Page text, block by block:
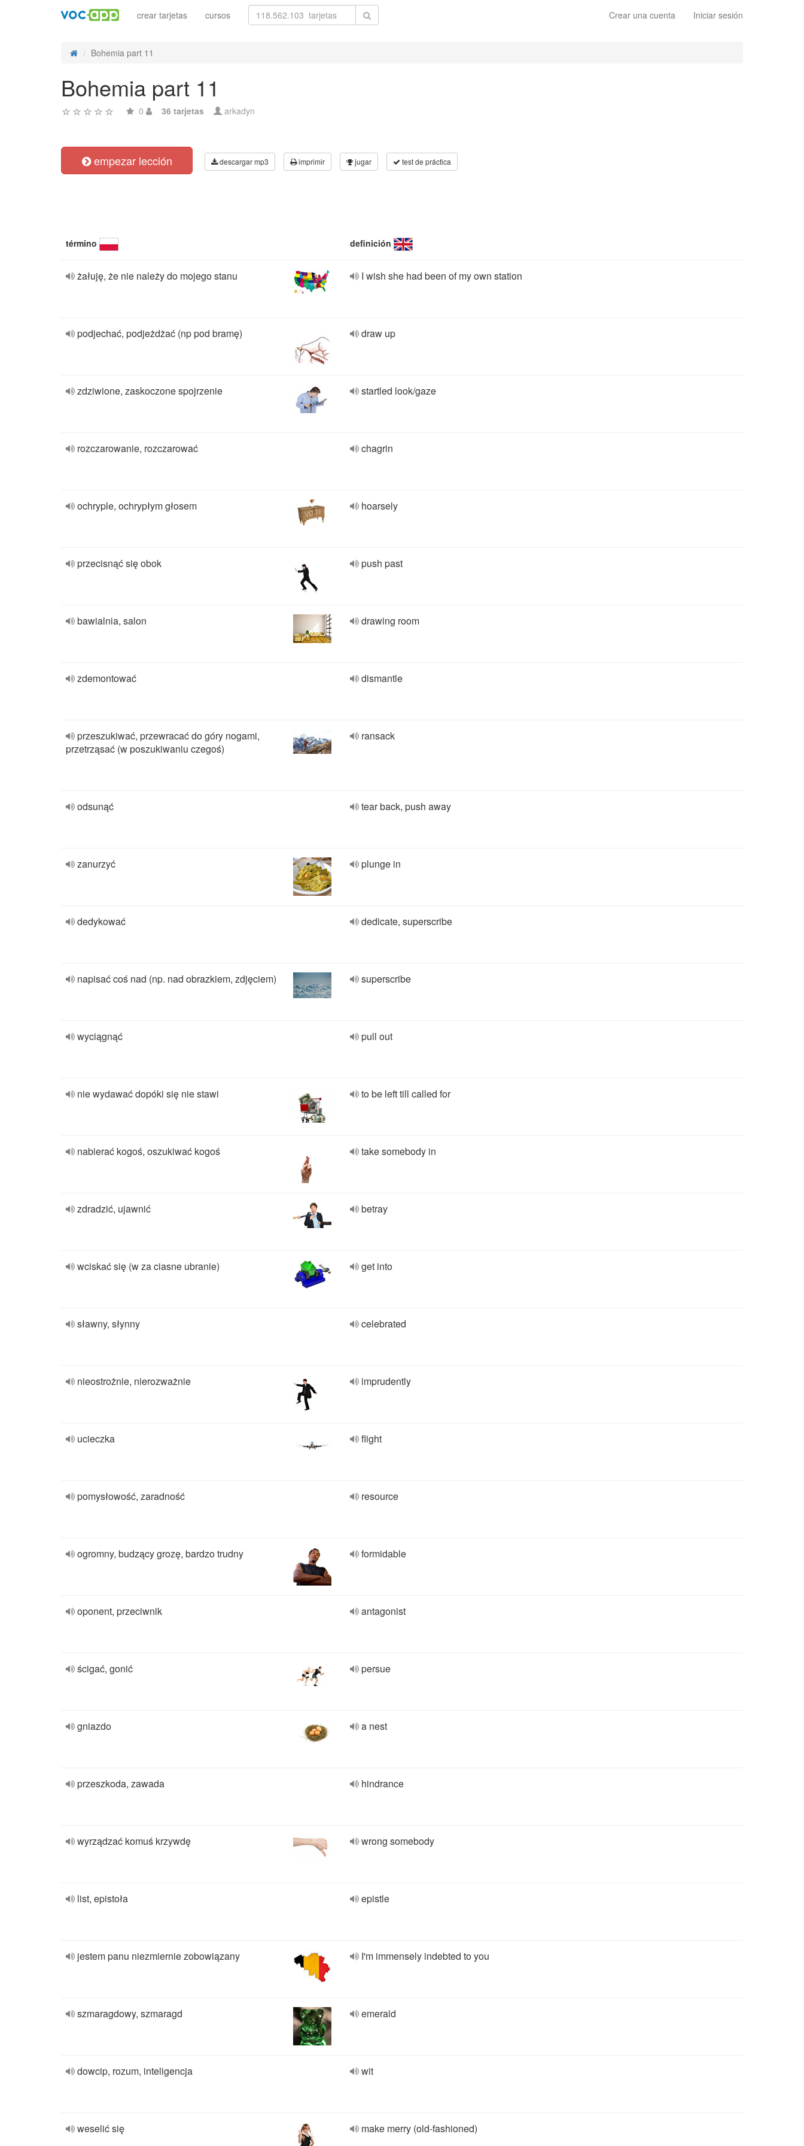
Crear una cuenta Iniciar sesión
crear tarjetas cursos
Bohemia part 11
Bohemia part 11
0 36 tarjetas arkadyn
empezar lección descargar mp3 imprimir jugar test de práctica
término definición
żałuję, że nie należy do mojego stanu I wish she had been of my own station
podjechać, podjeżdżać (np pod bramę) draw up
zdziwione, zaskoczone spojrzenie startled look/gaze
rozczarowanie, rozczarować chagrin
ochryple, ochrypłym głosem hoarsely
przecisnąć się obok push past
bawialnia, salon drawing room
zdemontować dismantle
przeszukiwać, przewracać do góry nogami,
przetrząsać (w poszukiwaniu czegoś)
ransack
odsunąć tear back, push away
zanurzyć plunge in
dedykować dedicate, superscribe
napisać coś nad (np. nad obrazkiem, zdjęciem) superscribe
wyciągnąć pull out
nie wydawać dopóki się nie stawi to be left till called for
nabierać kogoś, oszukiwać kogoś take somebody in
zdradzić, ujawnić betray
wciskać się (w za ciasne ubranie) get into
sławny, słynny celebrated
nieostrożnie, nierozważnie imprudently
ucieczka flight
pomysłowość, zaradność resource
ogromny, budzący grozę, bardzo trudny formidable
oponent, przeciwnik antagonist
ścigać, gonić persue
gniazdo a nest
przeszkoda, zawada hindrance
wyrządzać komuś krzywdę wrong somebody
list, epistoła epistle
jestem panu niezmiernie zobowiązany I'm immensely indebted to you
szmaragdowy, szmaragd emerald
dowcip, rozum, inteligencja wit
weselić się make merry (old-fashioned)